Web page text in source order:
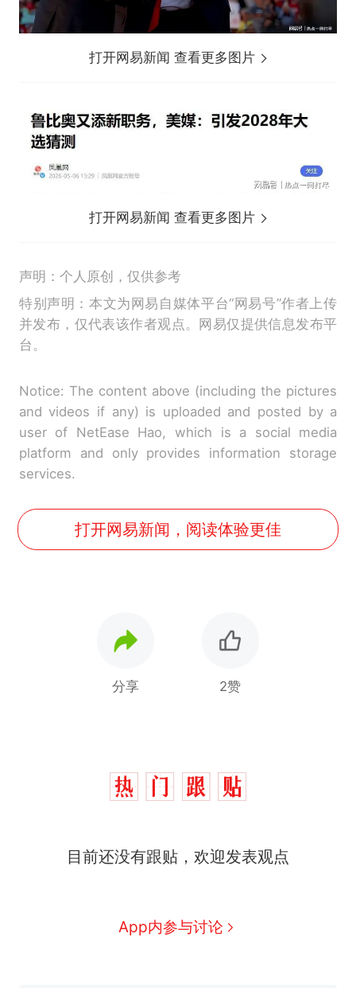
打开网易新闻 查看更多图片
打开网易新闻 查看更多图片
声明：个人原创，仅供参考
特别声明：本文为网易自媒体平台“网易号”作者上传
并发布，仅代表该作者观点。网易仅提供信息发布平
台。
Notice: The content above (including the pictures
and videos if any) is uploaded and posted by a
user of NetEase Hao, which is a social media
platform and only provides information storage
services.
打开网易新闻，阅读体验更佳
分享 2赞
目前还没有跟贴，欢迎发表观点
App内参与讨论
人生
新 费大厨“全国小炒肉大王”称
号，仅凭视频评出？中国烹饪